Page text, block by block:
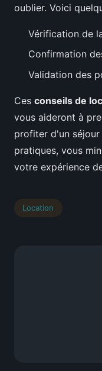
oublier. Voici
Vérification de
Confirmation
Validation des
Ces conseils de
vous aideront à
profiter d'un séjour
pratiques, vous
votre expérience
Location